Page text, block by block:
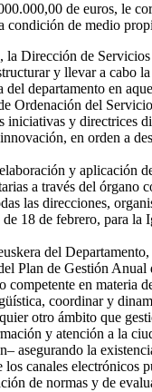
de euros, le
de medio
Dirección de Servicios
y llevar a
departamento en
Ordenación del
iniciativas y
en orden a
y aplicación
a través del órgano
las direcciones,
18 de febrero, para
del
Plan de Gestión
competente en materia
coordinar y
otro ámbito que
y atención a la
asegurando la
canales electrónicos
de normas y de